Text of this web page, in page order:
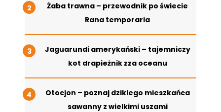
Żaba trawna – przewodnik po świecie
Rana temporaria
Jaguarundi amerykański – tajemniczy
kot drapieżnik zza oceanu
Otocjon – poznaj dzikiego mieszkańca
sawanny z wielkimi uszami